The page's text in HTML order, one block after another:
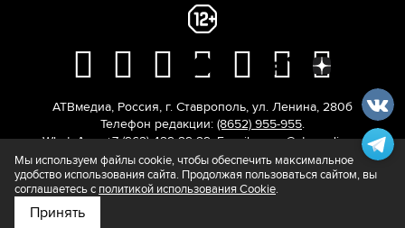
Подпишитесь на нас в
АТВмедиа, Россия, г. Ставрополь, ул. Ленина, 280б
Телефон редакции: (8652) 955-955.
WhatsApp: +7 (962) 429-29-29. E-mail:news@atvmedia.ru.
© 2017-2026. Все права защищены.
Мы используем файлы cookie, чтобы обеспечить максимальное
удобство использования сайта. Продолжая пользоваться сайтом, вы
соглашаетесь с политикой использования Cookie.
Принять